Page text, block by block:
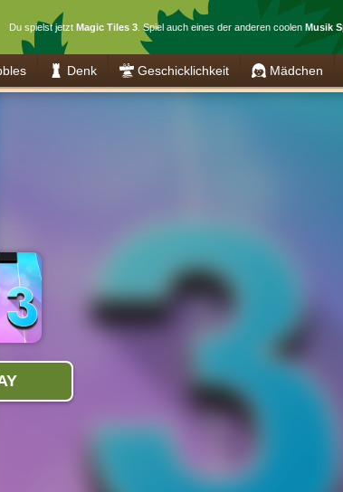
Du spielst jetzt Magic Tiles 3 . Spiel auch eines der anderen coolen Musik
Denk Geschicklichkeit Mädchen